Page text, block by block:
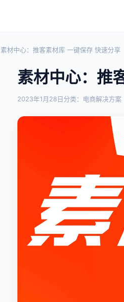
素材中心：推客素材库 一键保存 快速分享
素材中心：推
2023年1月28日分类：电商解决方案